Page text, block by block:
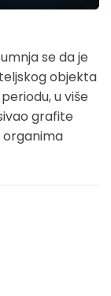
se da je
objekta
u više
grafite
organima